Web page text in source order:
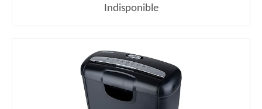
Indisponible